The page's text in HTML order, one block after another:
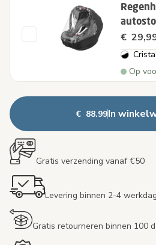
€
Op
€ 88.99In
Gratis verzending vanaf €50
Levering binnen 2-4
Gratis retourneren binnen 100